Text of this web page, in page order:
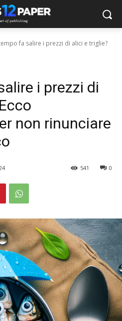
fa salire i prezzi di alici e triglie?
i prezzi di
non rinunciare
0
541